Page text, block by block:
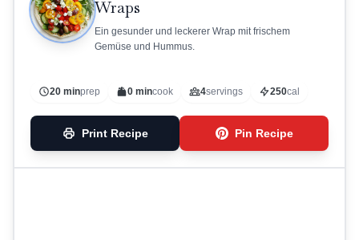
Wraps
Ein gesunder und leckerer Wrap mit frischem
Gemüse und Hummus.
20 minprep 0 mincook 4servings 250cal
Print Recipe Pin Recipe